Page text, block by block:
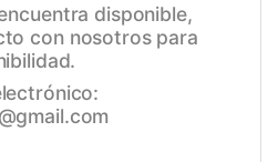
disponible,
con nosotros para